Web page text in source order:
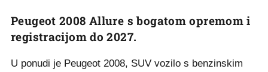
Peugeot 2008 Allure s bogatom opremom i
registracijom do 2027.
U ponudi je Peugeot 2008, SUV vozilo s benzinskim